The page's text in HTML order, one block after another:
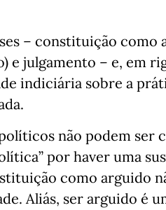
– constituição como
e julgamento – e, em
indiciária sobre a
não podem ser
por haver uma
como arguido
Aliás, ser arguido é